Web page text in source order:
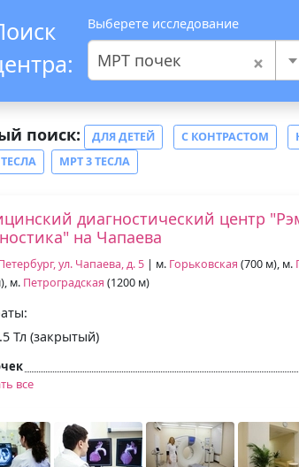
Выберете исследование
×
МРТ почек
поиск: ДЛЯ ДЕТЕЙ С КОНТРАСТОМ
МРТ 3 ТЕСЛА
диагностический центр
на Чапаева
ул. Чапаева, д. 5 | м. Горьковская (700 м), м.
м. Петроградская (1200 м)
Тл (закрытый)
все